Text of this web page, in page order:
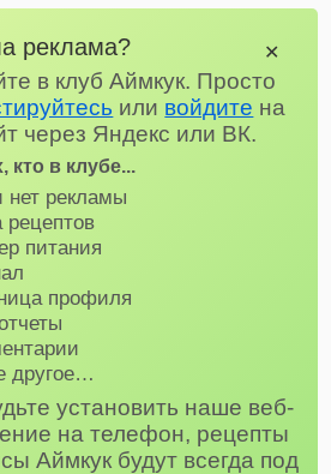
реклама?
в клуб Аймкук. Просто
или войдите на
через Яндекс или ВК.
кто в клубе...
нет рекламы
рецептов
питания
профиля
другое…
установить наше веб-
на телефон, рецепты
Аймкук будут всегда под
✕